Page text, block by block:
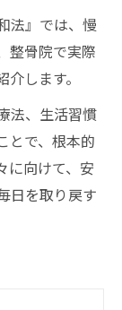
法』では、慢
整骨院で実際
します。
法、生活習慣
とで、根本的
に向けて、安
日を取り戻す